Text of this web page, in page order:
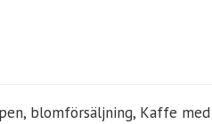
blomförsäljning, Kaffe